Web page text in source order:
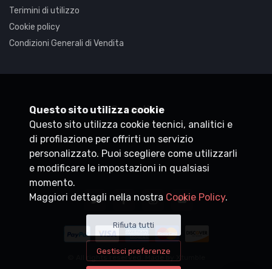
Terimini di utilizzo
Cookie policy
Condizioni Generali di Vendita
Synaptica
P.IVA 05830520960
+39 0200704272
customercare@synaptica.info
© All rights reserved. Made by
Questo sito utilizza cookie
Questo sito utilizza cookie tecnici, analitici e
di profilazione per offrirti un servizio
personalizzato. Puoi scegliere come utilizzarli
e modificare le impostazioni in qualsiasi
momento.
Maggiori dettagli nella nostra Cookie Policy.
Rifiuta tutti
Gestisci preferenze